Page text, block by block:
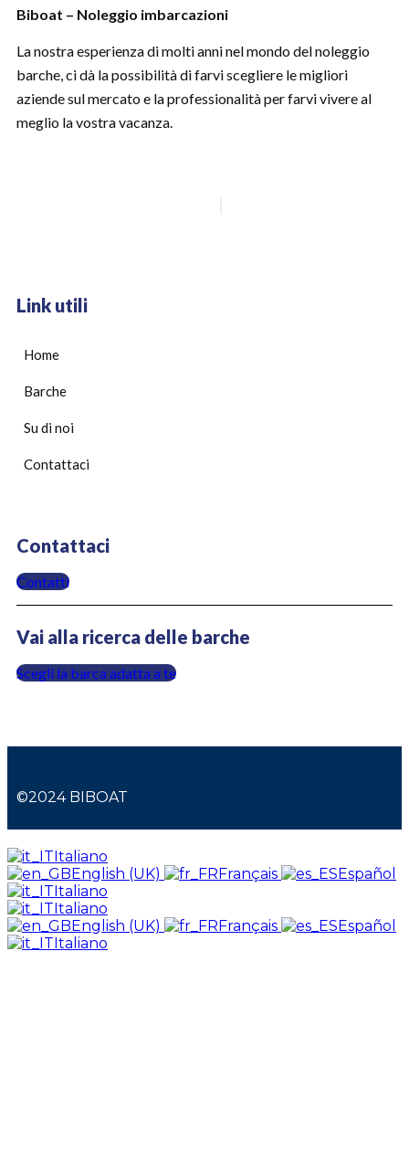
Biboat – Noleggio imbarcazioni
La nostra esperienza di molti anni nel mondo del noleggio
barche, ci dà la possibilità di farvi scegliere le migliori
aziende sul mercato e la professionalità per farvi vivere al
meglio la vostra vacanza.
Link utili
Home
Barche
Su di noi
Contattaci
Contattaci
Contatti
Vai alla ricerca delle barche
Scegli la barca adatta a te
©2024 BIBOAT
Italiano
English (UK)
Français
Español
Italiano
Italiano
English (UK)
Français
Español
Italiano